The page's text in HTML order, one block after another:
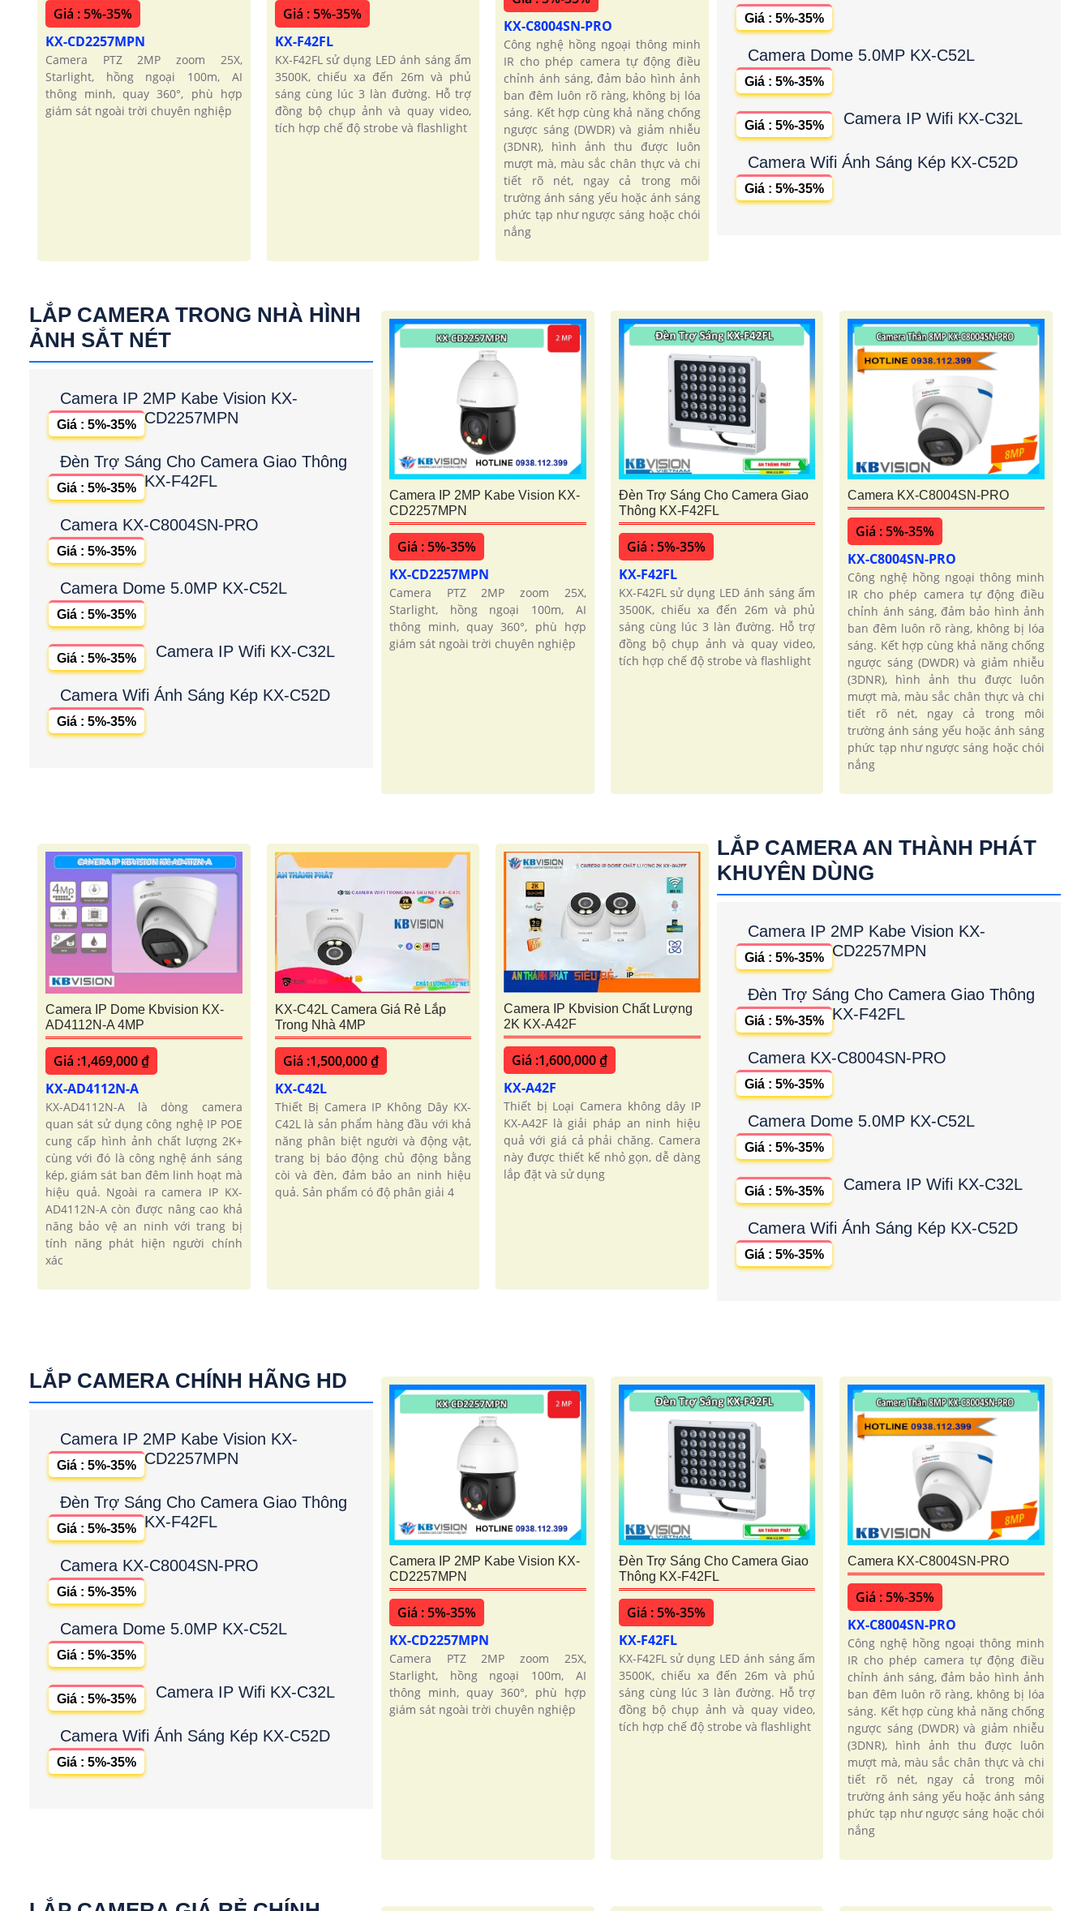
'
Giá : 5%-35%
KX-CD2257MPN
Camera PTZ 2MP zoom 25X,
Starlight, hồng ngoại 100m, AI
thông minh, quay 360°, phù hợp
giám sát ngoài trời chuyên nghiệp
Giá : 5%-35%
KX-F42FL
KX-F42FL sử dụng LED ánh sáng ấm
3500K, chiếu xa đến 26m và phủ
sáng cùng lúc 3 làn đường. Hỗ trợ
đồng bộ chụp ảnh và quay video,
tích hợp chế độ strobe và flashlight
KX-C8004SN-PRO
Công nghệ hồng ngoại thông minh
IR cho phép camera tự động điều
chỉnh ánh sáng, đảm bảo hình ảnh
ban đêm luôn rõ ràng, không bị lóa
sáng. Kết hợp cùng khả năng chống
ngược sáng (DWDR) và giảm nhiễu
(3DNR), hình ảnh thu được luôn
mượt mà, màu sắc chân thực và chi
tiết rõ nét, ngay cả trong môi
trường ánh sáng yếu hoặc ánh sáng
phức tạp như ngược sáng hoặc chói
nắng
Giá : 5%-35%
Camera Dome 5.0MP KX-C52L
Giá : 5%-35%
Camera IP Wifi KX-C32L
Giá : 5%-35%
Camera Wifi Ánh Sáng Kép KX-C52D
Giá : 5%-35%
LẮP CAMERA TRONG NHÀ HÌNH
ẢNH SẮT NÉT
Camera IP 2MP Kabe Vision KX-
CD2257MPN
Giá : 5%-35%
Đèn Trợ Sáng Cho Camera Giao Thông
KX-F42FL
Giá : 5%-35%
Camera KX-C8004SN-PRO
Giá : 5%-35%
Camera Dome 5.0MP KX-C52L
Giá : 5%-35%
Camera IP Wifi KX-C32L
Giá : 5%-35%
Camera Wifi Ánh Sáng Kép KX-C52D
Giá : 5%-35%
Camera IP 2MP Kabe Vision KX-
CD2257MPN
Giá : 5%-35%
KX-CD2257MPN
Camera PTZ 2MP zoom 25X,
Starlight, hồng ngoại 100m, AI
thông minh, quay 360°, phù hợp
giám sát ngoài trời chuyên nghiệp
Đèn Trợ Sáng Cho Camera Giao
Thông KX-F42FL
Giá : 5%-35%
KX-F42FL
KX-F42FL sử dụng LED ánh sáng ấm
3500K, chiếu xa đến 26m và phủ
sáng cùng lúc 3 làn đường. Hỗ trợ
đồng bộ chụp ảnh và quay video,
tích hợp chế độ strobe và flashlight
Camera KX-C8004SN-PRO
Giá : 5%-35%
KX-C8004SN-PRO
Công nghệ hồng ngoại thông minh
IR cho phép camera tự động điều
chỉnh ánh sáng, đảm bảo hình ảnh
ban đêm luôn rõ ràng, không bị lóa
sáng. Kết hợp cùng khả năng chống
ngược sáng (DWDR) và giảm nhiễu
(3DNR), hình ảnh thu được luôn
mượt mà, màu sắc chân thực và chi
tiết rõ nét, ngay cả trong môi
trường ánh sáng yếu hoặc ánh sáng
phức tạp như ngược sáng hoặc chói
nắng
Camera IP Dome Kbvision KX-
AD4112N-A 4MP
Giá :1,469,000 ₫
KX-AD4112N-A
KX-AD4112N-A là dòng camera
quan sát sử dụng công nghệ IP POE
cung cấp hình ảnh chất lượng 2K+
cùng với đó là công nghệ ánh sáng
kép, giám sát ban đêm linh hoạt mà
hiệu quả. Ngoài ra camera IP KX-
AD4112N-A còn được nâng cao khả
năng bảo vệ an ninh với trang bị
tính năng phát hiện người chính
xác
KX-C42L Camera Giá Rẻ Lắp
Trong Nhà 4MP
Giá :1,500,000 ₫
KX-C42L
Thiết Bị Camera IP Không Dây KX-
C42L là sản phẩm hàng đầu với khả
năng phân biệt người và động vật,
trang bị báo động chủ động bằng
còi và đèn, đảm bảo an ninh hiệu
quả. Sản phẩm có độ phân giải 4
Camera IP Kbvision Chất Lượng
2K KX-A42F
Giá :1,600,000 ₫
KX-A42F
Thiết bị Loại Camera không dây IP
KX-A42F là giải pháp an ninh hiệu
quả với giá cả phải chăng. Camera
này được thiết kế nhỏ gọn, dễ dàng
lắp đặt và sử dụng
LẮP CAMERA AN THÀNH PHÁT
KHUYÊN DÙNG
Camera IP 2MP Kabe Vision KX-
CD2257MPN
Giá : 5%-35%
Đèn Trợ Sáng Cho Camera Giao Thông
KX-F42FL
Giá : 5%-35%
Camera KX-C8004SN-PRO
Giá : 5%-35%
Camera Dome 5.0MP KX-C52L
Giá : 5%-35%
Camera IP Wifi KX-C32L
Giá : 5%-35%
Camera Wifi Ánh Sáng Kép KX-C52D
Giá : 5%-35%
LẮP CAMERA CHÍNH HÃNG HD
Camera IP 2MP Kabe Vision KX-
CD2257MPN
Giá : 5%-35%
Đèn Trợ Sáng Cho Camera Giao Thông
KX-F42FL
Giá : 5%-35%
Camera KX-C8004SN-PRO
Giá : 5%-35%
Camera Dome 5.0MP KX-C52L
Giá : 5%-35%
Camera IP Wifi KX-C32L
Giá : 5%-35%
Camera Wifi Ánh Sáng Kép KX-C52D
Giá : 5%-35%
Camera IP 2MP Kabe Vision KX-
CD2257MPN
Giá : 5%-35%
KX-CD2257MPN
Camera PTZ 2MP zoom 25X,
Starlight, hồng ngoại 100m, AI
thông minh, quay 360°, phù hợp
giám sát ngoài trời chuyên nghiệp
Đèn Trợ Sáng Cho Camera Giao
Thông KX-F42FL
Giá : 5%-35%
KX-F42FL
KX-F42FL sử dụng LED ánh sáng ấm
3500K, chiếu xa đến 26m và phủ
sáng cùng lúc 3 làn đường. Hỗ trợ
đồng bộ chụp ảnh và quay video,
tích hợp chế độ strobe và flashlight
Camera KX-C8004SN-PRO
Giá : 5%-35%
KX-C8004SN-PRO
Công nghệ hồng ngoại thông minh
IR cho phép camera tự động điều
chỉnh ánh sáng, đảm bảo hình ảnh
ban đêm luôn rõ ràng, không bị lóa
sáng. Kết hợp cùng khả năng chống
ngược sáng (DWDR) và giảm nhiễu
(3DNR), hình ảnh thu được luôn
mượt mà, màu sắc chân thực và chi
tiết rõ nét, ngay cả trong môi
trường ánh sáng yếu hoặc ánh sáng
phức tạp như ngược sáng hoặc chói
nắng